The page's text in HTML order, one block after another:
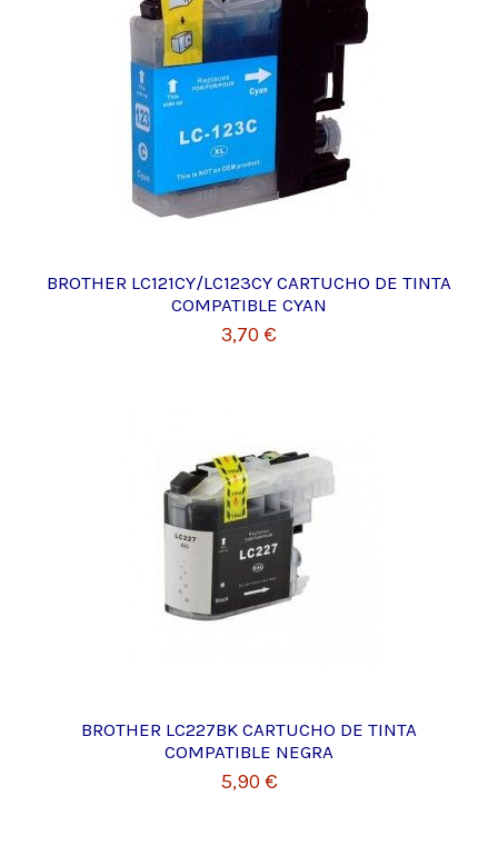
BROTHER LC121CY/LC123CY CARTUCHO DE TINTA
COMPATIBLE CYAN
3,70 €
BROTHER LC227BK CARTUCHO DE TINTA
COMPATIBLE NEGRA
5,90 €